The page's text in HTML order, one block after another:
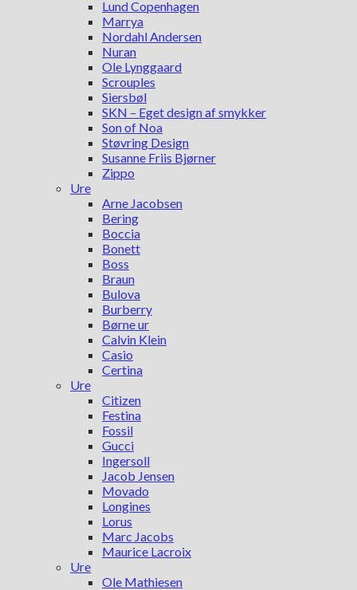
Lund Copenhagen
Marrya
Nordahl Andersen
Nuran
Ole Lynggaard
Scrouples
Siersbøl
SKN – Eget design af smykker
Son of Noa
Støvring Design
Susanne Friis Bjørner
Zippo
Ure
Arne Jacobsen
Bering
Boccia
Bonett
Boss
Braun
Bulova
Burberry
Børne ur
Calvin Klein
Casio
Certina
Ure
Citizen
Festina
Fossil
Gucci
Ingersoll
Jacob Jensen
Movado
Longines
Lorus
Marc Jacobs
Maurice Lacroix
Ure
Ole Mathiesen